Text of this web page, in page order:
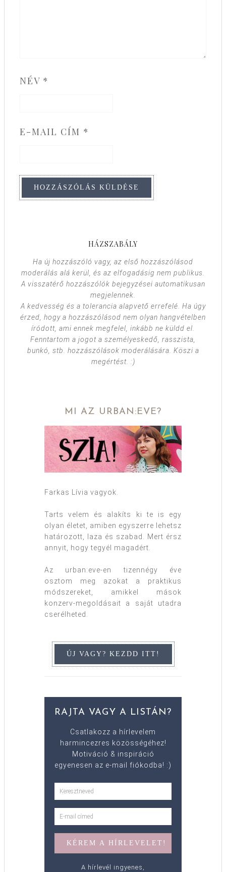
NÉV *
E-MAIL CÍM *
HÁZSZABÁLY
Ha új hozzászóló vagy, az első hozzászólásod
moderálás alá kerül, és az elfogadásig nem publikus.
A visszatérő hozzászólók bejegyzései automatikusan
megjelennek.
A kedvesség és a tolerancia alapvető errefelé. Ha úgy
érzed, hogy a hozzászólásod nem olyan hangvételben
íródott, ami ennek megfelel, inkább ne küldd el.
Fenntartom a jogot a személyeskedő, rasszista,
bunkó, stb. hozzászólások moderálására. Köszi a
megértést. :)
MI AZ URBAN:EVE?
Farkas Lívia vagyok.
Tarts velem és alakíts ki te is egy
olyan életet, amiben egyszerre lehetsz
határozott, laza és szabad. Mert érsz
annyit, hogy tegyél magadért.
Az urban:eve-en tizennégy éve
osztom meg azokat a praktikus
módszereket, amikkel mások
konzerv-megoldásait a saját utadra
cserélheted.
RAJTA VAGY A LISTÁN?
Csatlakozz a hírlevelem
harmincezres közösségéhez!
Motiváció & inspiráció
egyenesen az e-mail fiókodba! :)
A hírlevél ingyenes,